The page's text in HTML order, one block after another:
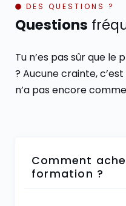
DES QUESTIONS ?
Questions
Tu n’es pas sûr que
? Aucune crainte,
n’a pas encore
Comment
formation ?